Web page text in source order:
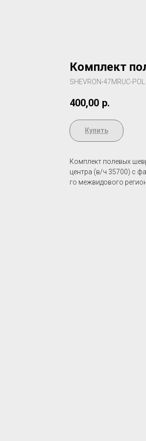
Комплект
SHEVRON-47MRUC-POL
400,00 р.
Купить
Комплект полевых
центра (в/ч 35700) c
го межвидового